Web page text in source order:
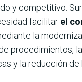
y competitivo.
facilitar el
la
procedimientos,
y la reducción de